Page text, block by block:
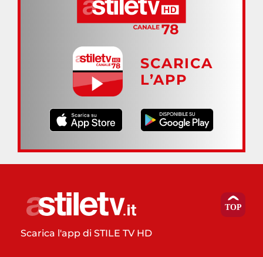
SCARICA
L’APP
Scarica l'app di STILE TV HD